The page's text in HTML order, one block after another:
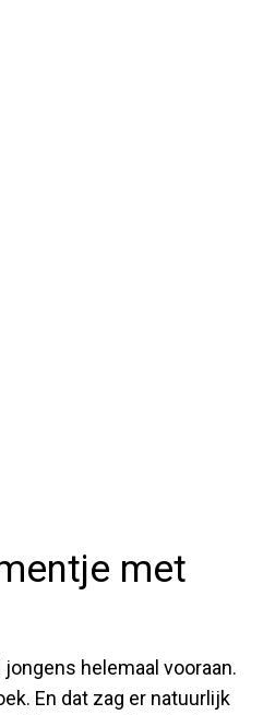
met
helemaal vooraan.
En dat zag er natuurlijk